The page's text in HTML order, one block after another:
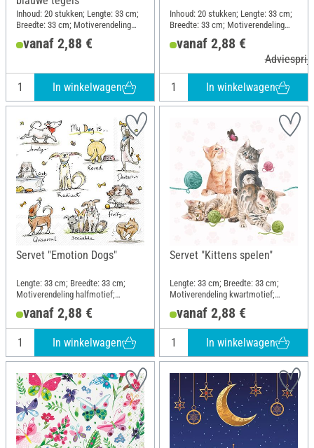
Inhoud: 20 stukken; Lengte: 33 cm;
Breedte: 33 cm; Motiverendeling
geheel motief; Materiaal: Papier
vanaf 2,88 €
In winkelwagen
Inhoud: 20 stukken; Lengte: 33 cm;
Breedte: 33 cm; Motiverendeling
kwartmotief; Materiaal: Papier
vanaf 2,88 €
In winkelwagen
Servet "Emotion Dogs"
Lengte: 33 cm; Breedte: 33 cm;
Motiverendeling halfmotief;
Materiaal: Papier
vanaf 2,88 €
In winkelwagen
Servet "Kittens spelen"
Lengte: 33 cm; Breedte: 33 cm;
Motiverendeling kwartmotief;
Materiaal: Papier
vanaf 2,88 €
In winkelwagen